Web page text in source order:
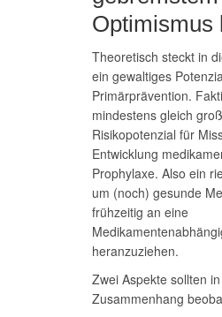
Optimismus
Theoretisch steckt in
ein gewaltiges
Primärprävention.
mindestens gleich
Risikopotenzial für
Entwicklung
Prophylaxe. Also ein
um (noch) gesunde
frühzeitig an eine
heranzuziehen.
Zwei Aspekte sollten
Zusammenhang